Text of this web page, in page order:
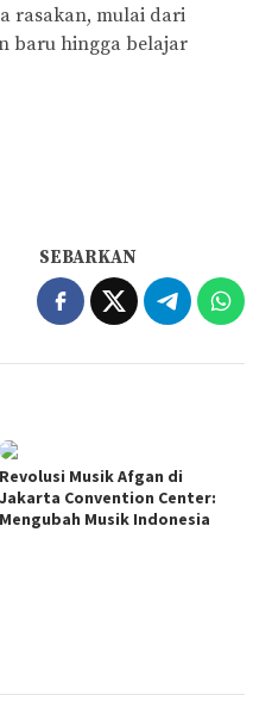
rasakan, mulai dari
baru hingga belajar
SEBARKAN
Revolusi Musik Afgan di
Jakarta Convention Center:
Mengubah Musik Indonesia